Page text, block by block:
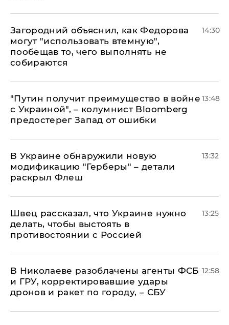
Загородний объяснил, как Федорова
могут "использовать втемную",
пообещав то, чего выполнять не
собираются
14:30
"Путин получит преимущество в войне
с Украиной", – колумнист Bloomberg
предостерег Запад от ошибки
13:48
В Украине обнаружили новую
модификацию "Герберы" – детали
раскрыл Флеш
13:32
Швец рассказал, что Украине нужно
делать, чтобы выстоять в
противостоянии с Россией
13:25
В Николаеве разоблачены агенты ФСБ
и ГРУ, корректировавшие удары
дронов и ракет по городу, – СБУ
12:58